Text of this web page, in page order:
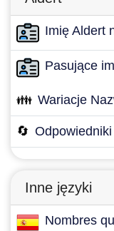
Imię Aldert
Pasujące
👪 Wariacje
🔄
Inne języki
Nombres